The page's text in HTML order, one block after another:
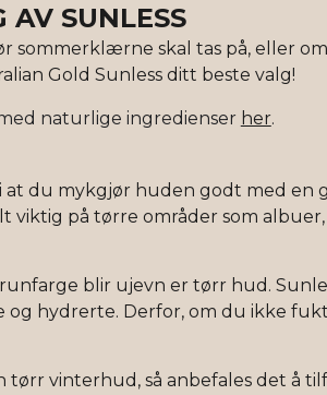
AV SUNLESS
sommerklærne skal tas på, eller
Gold Sunless ditt beste valg!
naturlige ingredienser her.
at du mykgjør huden godt med en
viktig på tørre områder som
blir ujevn er tørr hud.
og hydrerte. Derfor, om du ikke
tørr vinterhud, så anbefales det å